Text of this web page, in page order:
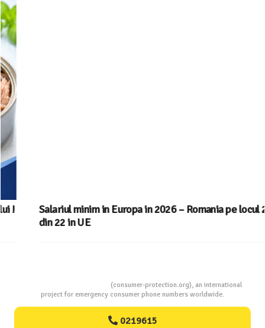
Salariul minim in Europa in 2026 – Romania pe locul 20
din 22 in UE
(consumer-protection.org), an international
project for emergency consumer phone numbers worldwide.
0219615